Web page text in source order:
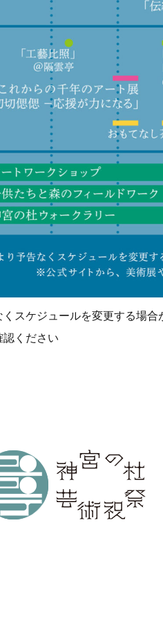
スケジュールを変更する場
ください